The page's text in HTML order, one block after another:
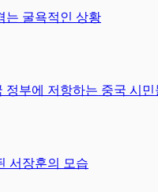
는 굴욕적인 상황
정부에 저항하는 중국 시민
서장훈의 모습